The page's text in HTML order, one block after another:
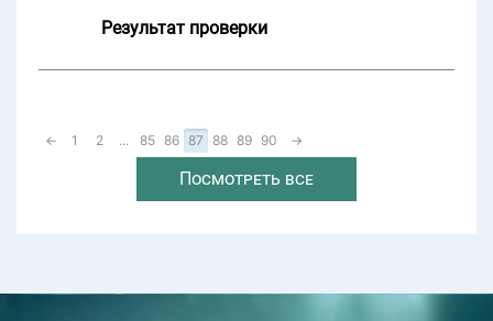
Результат проверки
← 1 2 ... 85 86 87 88 89 90 →
Посмотреть все